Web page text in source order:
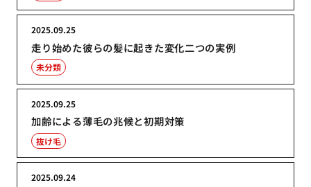
走り始めた彼らの髪に起きた変化二つの実例
2025.09.25
未分類
加齢による薄毛の兆候と初期対策
2025.09.25
抜け毛
2025.09.24